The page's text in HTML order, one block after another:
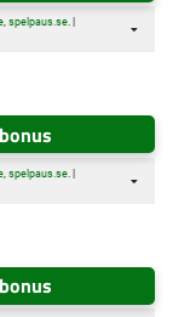
, spelpaus.se. |
, spelpaus.se. |